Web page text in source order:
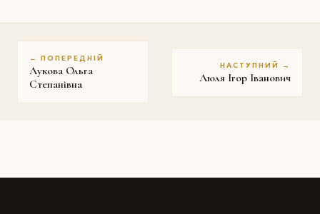
← ПОПЕРЕДНІЙ
Лукова Ольга
Степанівна
НАСТУПНИЙ →
Люля Ігор Іванович